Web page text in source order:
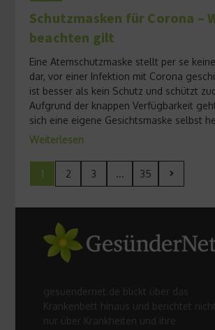
Schutzmasken für Corona –
beachten gilt
Eine Atemschutzmaske stellt per se
dar, vor einer Infektion mit Corona
ist besser als kein Schutz und schützt
Aufgrund der knappen Verfügbarkeit
sich eine eigene Gesichtsmaske selbst
Weiterlesen
1 2 3 ... 35
gesuendernet.de blickt über das
Krankenbett hinaus und berichtet nicht
nur über Krankheiten und ihre